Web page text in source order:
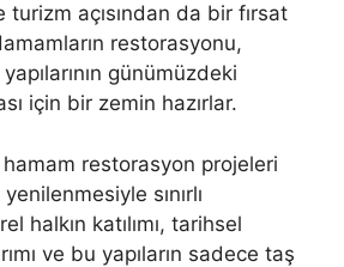
açısından da bir fırsat
restorasyonu,
günümüzdeki
için bir zemin hazırlar.
restorasyon projeleri
sınırlı
halkın katılımı, tarihsel
ve bu yapıların sadece taş